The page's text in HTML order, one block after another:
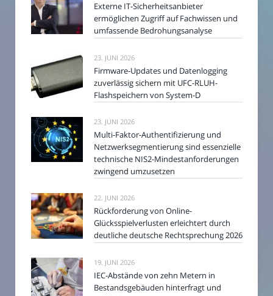
Externe IT-Sicherheitsanbieter
ermöglichen Zugriff auf Fachwissen und
umfassende Bedrohungsanalyse
23. JUNI 2026
Firmware-Updates und Datenlogging
zuverlässig sichern mit UFC-RLUH-
Flashspeichern von System-D
23. JUNI 2026
Multi-Faktor-Authentifizierung und
Netzwerksegmentierung sind essenzielle
technische NIS2-Mindestanforderungen
zwingend umzusetzen
22. JUNI 2026
Rückforderung von Online-
Glücksspielverlusten erleichtert durch
deutliche deutsche Rechtsprechung 2026
19. JUNI 2026
IEC-Abstände von zehn Metern in
Bestandsgebäuden hinterfragt und